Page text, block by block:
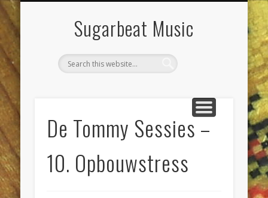
Sugarbeat Music
De Tommy Sessies –
10. Opbouwstress